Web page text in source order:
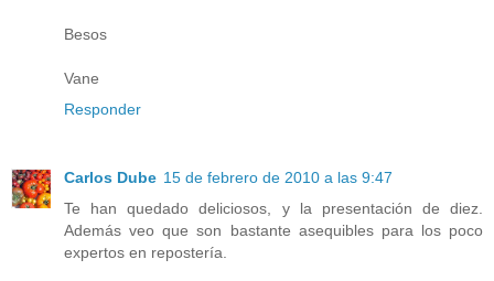
Besos
Vane
Responder
Carlos Dube 15 de febrero de 2010 a las 9:47
Te han quedado deliciosos, y la presentación de diez.
Además veo que son bastante asequibles para los poco
expertos en repostería.